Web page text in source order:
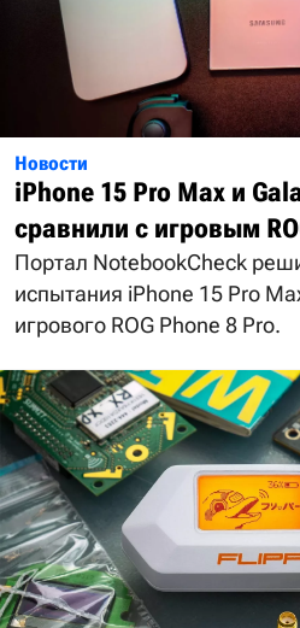
Новости
iPhone 15 Pro Max и
сравнили с игровым
Портал NotebookCheck
испытания iPhone 15 Pro
игрового ROG Phone 8 Pro.